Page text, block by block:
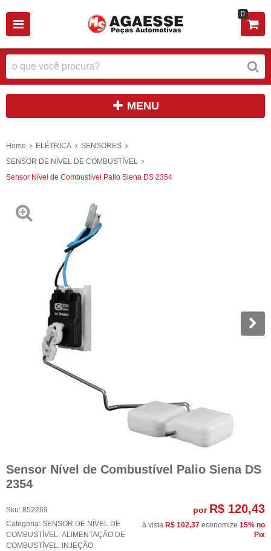
0
MENU
Home ELÉTRICA
SENSORES
SENSOR DE NÍVEL DE COMBUSTÍVEL
Sensor Nível de Combustível Palio Siena DS 2354
Sensor Nível de Combustível Palio Siena DS
2354
Sku: 852269
Categoria: SENSOR DE NÍVEL DE
COMBUSTÍVEL, ALIMENTAÇÃO DE
COMBUSTÍVEL, INJEÇÃO
por R$ 120,43
à vista R$ 102,37 economize 15% no
Pix